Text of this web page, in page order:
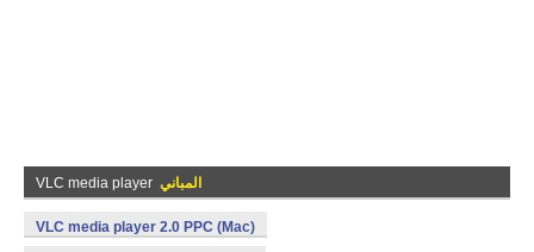
VLC media player المباني
VLC media player 2.0 PPC (Mac)